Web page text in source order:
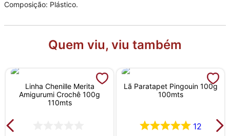
Composição: Plástico.
Quem viu, viu também
Linha Chenille Merita
Amigurumi Crochê 100g
110mts
Lã Paratapet Pingouin 100g
100mts
12